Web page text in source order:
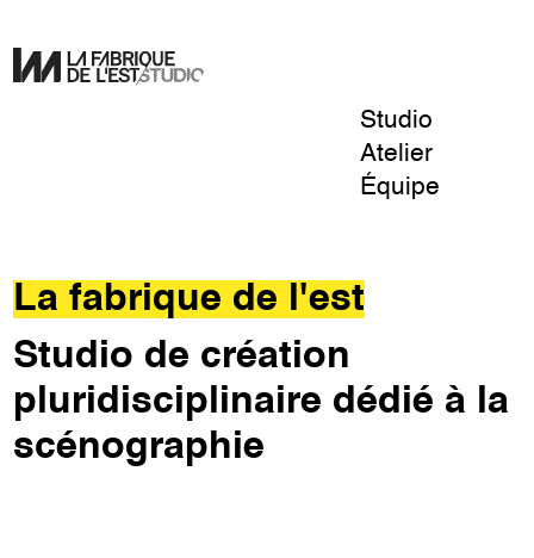
Studio
Atelier
Équipe
de
l'Est
La fabrique de l'est
Studio de création
pluridisciplinaire dédié à la
scénographie